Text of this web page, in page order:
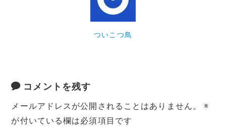
ついこつ鳥
コメントを残す
メールアドレスが公開されることはありません。
※
が付いている欄は必須項目です